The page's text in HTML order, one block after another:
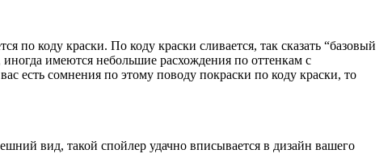
по коду краски. По коду краски сливается, так сказать “базовый
имеются небольшие расхождения по оттенкам с
есть сомнения по этому поводу покраски по коду краски, то
вид, такой спойлер удачно вписывается в дизайн вашего